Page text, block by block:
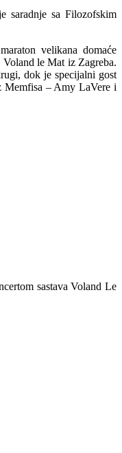
saradnje sa Filozofskim
velikana domaće
le Mat iz Zagreba.
dok je specijalni gost
Memfisa – Amy LaVere i
sastava Voland Le